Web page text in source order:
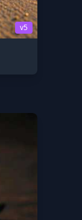
v5